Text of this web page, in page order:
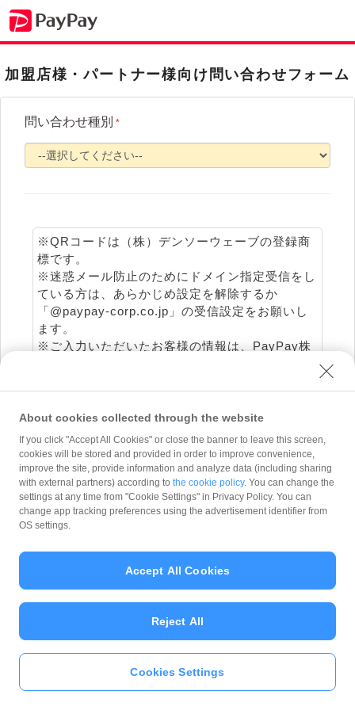
加盟店様・パートナー様向け問い合わせフォーム
問い合わせ種別 *
※QRコードは（株）デンソーウェーブの登録商
標です。
※迷惑メール防止のためにドメイン指定受信をし
ている方は、あらかじめ設定を解除するか
「@paypay-corp.co.jp」の受信設定をお願いし
ます。
※ご入力いただいたお客様の情報は、PayPay株
情報を利用することはありません。
Copyright (C) 2026 PayPay Corporation. All Rights Reserved.
About cookies collected through the website
If you click "Accept All Cookies" or close the banner to leave this screen,
cookies will be stored and provided in order to improve convenience,
improve the site, provide information and analyze data (including sharing
with external partners) according to the cookie policy. You can change the
settings at any time from "Cookie Settings" in Privacy Policy. You can
change app tracking preferences using the advertisement identifier from
OS settings.
Cookies Settings
Reject All
Accept All Cookies